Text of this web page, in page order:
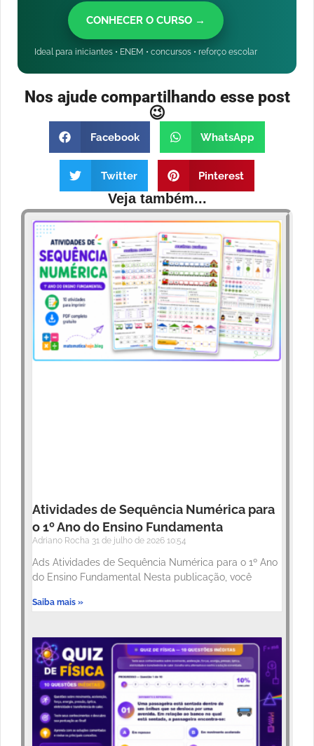
CONHECER O CURSO →
Ideal para iniciantes • ENEM • concursos • reforço escolar
Nos ajude compartilhando esse post
😉
Facebook WhatsApp
Twitter Pinterest
Veja também...
Atividades de Sequência Numérica para
o 1º Ano do Ensino Fundamenta
Adriano Rocha 31 de julho de 2026 10:54
Ads Atividades de Sequência Numérica para o 1º Ano
do Ensino Fundamental Nesta publicação, você
Saiba mais »